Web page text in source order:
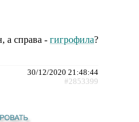
а справа - гигрофила?
30/12/2020 21:48:44
#2853399